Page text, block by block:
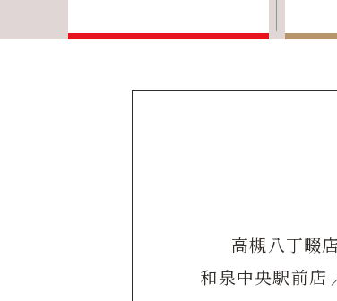
高槻八丁畷店
和泉中央駅前店